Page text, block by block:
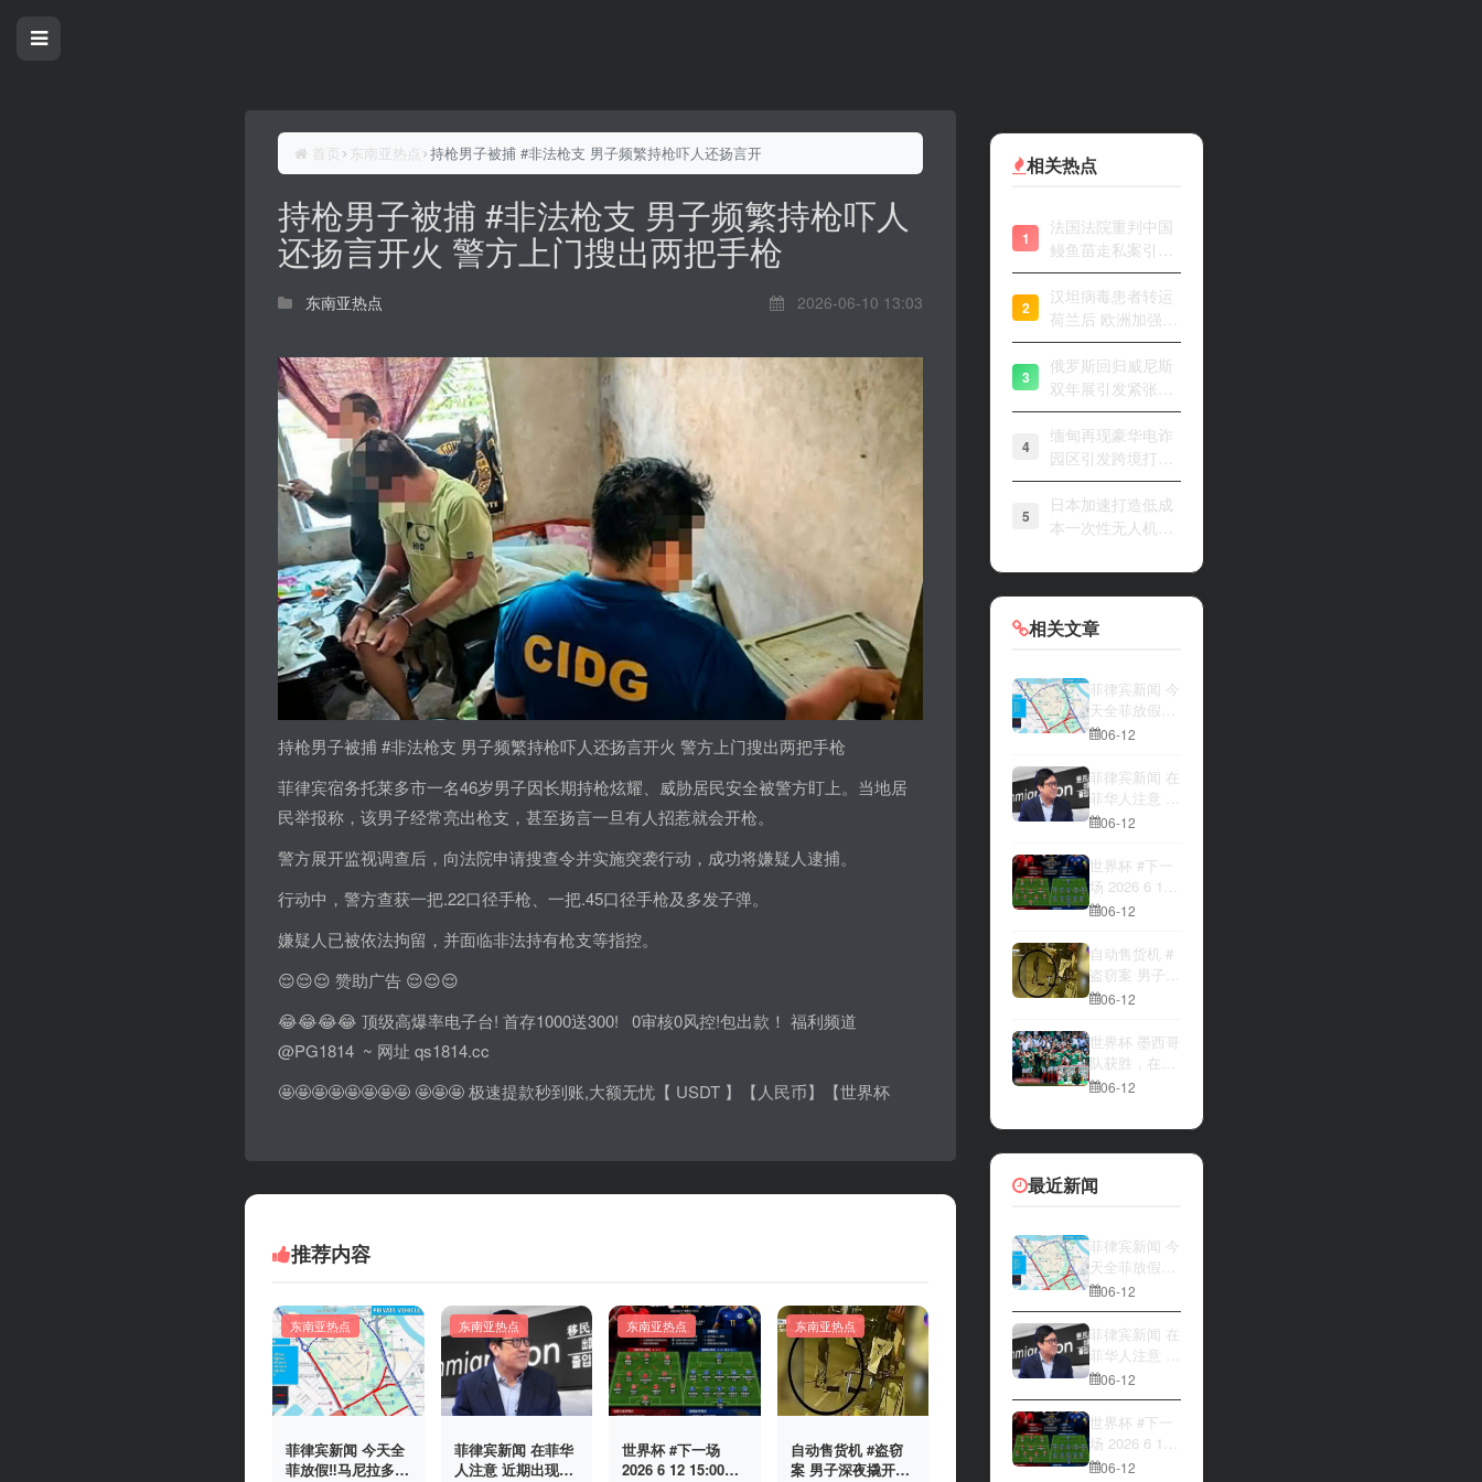
首页 东南亚热点 持枪男子被捕 #非法枪支 男子频繁持枪吓人还扬言开火 警方上门搜出两把手枪
持枪男子被捕 #非法枪支 男子频繁持枪吓人
还扬言开火 警方上门搜出两把手枪
东南亚热点 2026-06-10 13:03
持枪男子被捕 #非法枪支 男子频繁持枪吓人还扬言开火 警方上门搜出两把手枪
菲律宾宿务托莱多市一名46岁男子因长期持枪炫耀、威胁居民安全被警方盯上。当地居
民举报称，该男子经常亮出枪支，甚至扬言一旦有人招惹就会开枪。
警方展开监视调查后，向法院申请搜查令并实施突袭行动，成功将嫌疑人逮捕。
行动中，警方查获一把.22口径手枪、一把.45口径手枪及多发子弹。
嫌疑人已被依法拘留，并面临非法持有枪支等指控。
😌😌😌 赞助广告 😌😌😌
😂😂😂😂 顶级高爆率电子台! 首存1000送300! 0审核0风控!包出款！ 福利频道
@PG1814 ~ 网址 qs1814.cc
🤩🤩🤩🤩🤩🤩🤩🤩 🤩🤩🤩 极速提款秒到账,大额无忧【 USDT 】【人民币】【世界杯
推荐内容
东南亚热点
菲律宾新闻 今天全
菲放假‼️马尼拉多地
东南亚热点
菲律宾新闻 在菲华
人注意 近期出现假
东南亚热点
世界杯 #下一场
2026 6 12 15:00整
东南亚热点
自动售货机 #盗窃
案 男子深夜撬开自
相关热点
1
法国法院重判中国
鳗鱼苗走私案引关
注
2
汉坦病毒患者转运
荷兰后 欧洲加强风
险评估
3
俄罗斯回归威尼斯
双年展引发紧张开
幕
4
缅甸再现豪华电诈
园区引发跨境打击
关注
5
日本加速打造低成
本一次性无人机战
相关文章
菲律宾新闻 今
天全菲放假‼️
马尼拉多地封
06-12
菲律宾新闻 在
菲华人注意 近
期出现假冒移
上门敲诈案
件，已有多人
举报中招
06-12
世界杯 #下一
场 2026 6 12
15:00整 加拿
量 究竟胜利的
天平会倾向哪
一方，是加拿
大借助主场优
势笑到最后，
还是波黑上演
逆袭好戏？让
我们拭目以
06-12
自动售货机 #
盗窃案 男子深
夜撬开自动售
索硬币被一扫
而空
06-12
世界杯 墨西哥
队获胜，在首
场比赛中击败
06-12
最近新闻
菲律宾新闻 今
天全菲放假‼️
马尼拉多地封
路
06-12
菲律宾新闻 在
菲华人注意 近
期出现假冒移
民局执法人员
上门敲诈案
件，已有多人
举报中招
06-12
世界杯 #下一
场 2026 6 12
15:00整 加拿
06-12